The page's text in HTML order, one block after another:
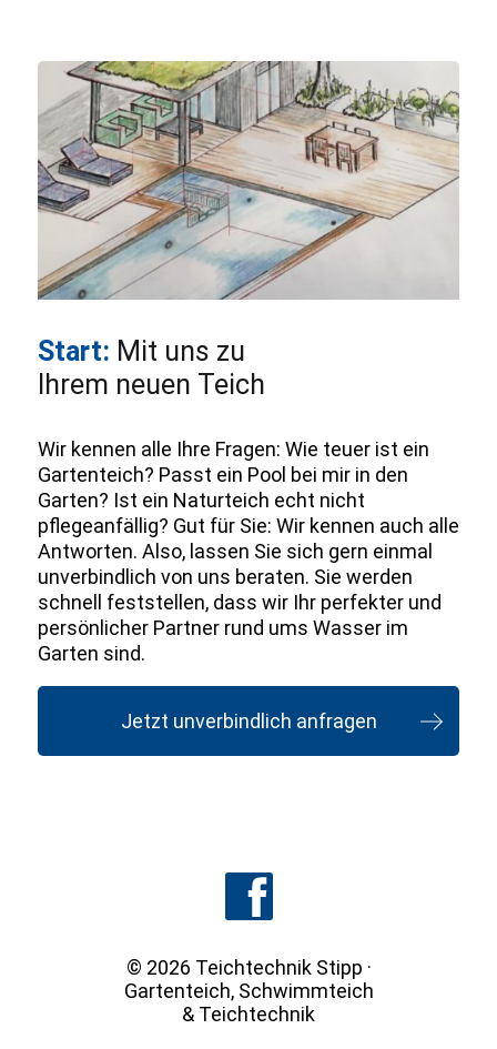
Start: Mit uns zu
Ihrem neuen Teich
Wir kennen alle Ihre Fragen: Wie teuer ist ein
Gartenteich? Passt ein Pool bei mir in den
Garten? Ist ein Naturteich echt nicht
pflegeanfällig? Gut für Sie: Wir kennen auch alle
Antworten. Also, lassen Sie sich gern einmal
unverbindlich von uns beraten. Sie werden
schnell feststellen, dass wir Ihr perfekter und
persönlicher Partner rund ums Wasser im
Garten sind.
Jetzt unverbindlich anfragen
© 2026 Teichtechnik Stipp ·
Gartenteich, Schwimmteich
& Teichtechnik